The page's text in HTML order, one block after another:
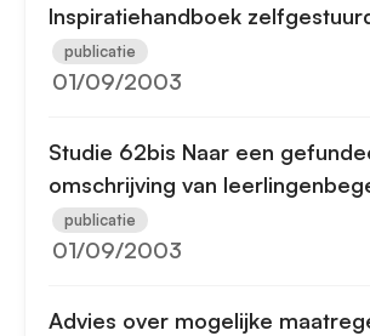
Inspiratiehandboek
publicatie
01/09/2003
Studie 62bis Naar een
omschrijving van
publicatie
01/09/2003
Advies over mogelijke